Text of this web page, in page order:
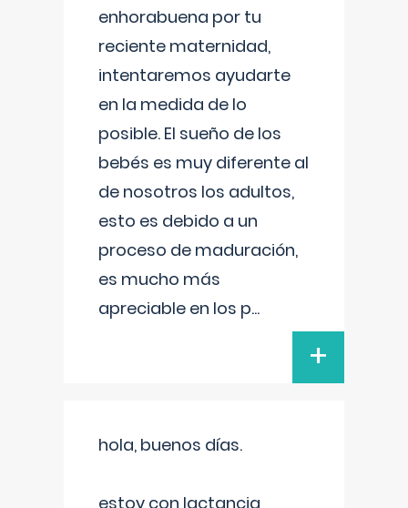
enhorabuena por tu
reciente maternidad,
intentaremos ayudarte
en la medida de lo
posible. El sueño de los
bebés es muy diferente al
de nosotros los adultos,
esto es debido a un
proceso de maduración,
es mucho más
apreciable en los p...
+
hola, buenos días.
estoy con lactancia